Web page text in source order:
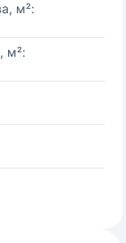
м²:
м²: